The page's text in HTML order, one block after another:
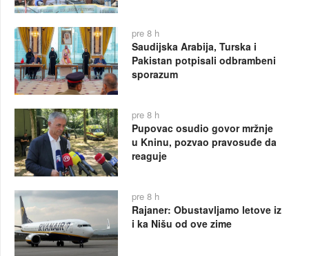
pre 8 h
Saudijska Arabija, Turska i
Pakistan potpisali odbrambeni
sporazum
pre 8 h
Pupovac osudio govor mržnje
u Kninu, pozvao pravosuđe da
reaguje
pre 8 h
Rajaner: Obustavljamo letove iz
i ka Nišu od ove zime